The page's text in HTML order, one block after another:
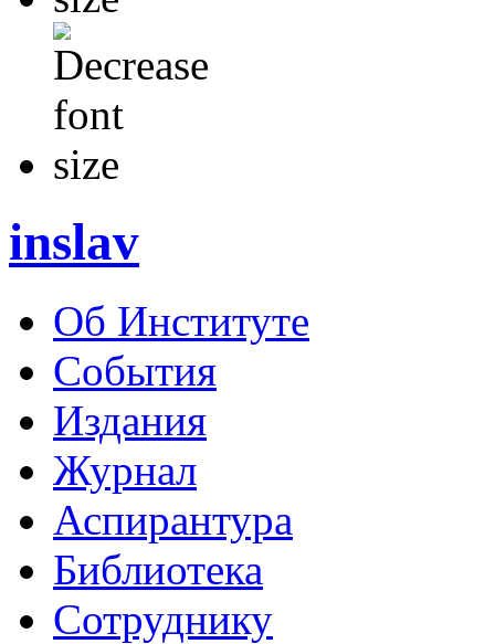
inslav
Об Институте
События
Издания
Журнал
Аспирантура
Библиотека
Сотруднику